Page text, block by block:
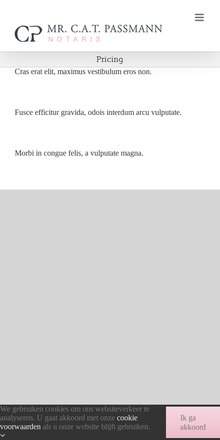
Pricing
Cras erat elit, maximus vestibulum eros non.
Fusce efficitur gravida, odois interdum arcu vulputate.
Morbi in congue felis, a vulputate magna.
We gebruiken cookies om ons websiteverkeer te
analyseren. U gaat akkoord met onze cookie
voorwaarden als u onze website blijft gebruiken.
Ik ga
akkoord